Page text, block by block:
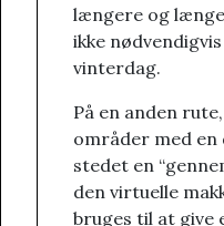
længere og
ikke
vinterdag.
På en anden
områder med en
stedet en
den virtuelle
bruges til at give